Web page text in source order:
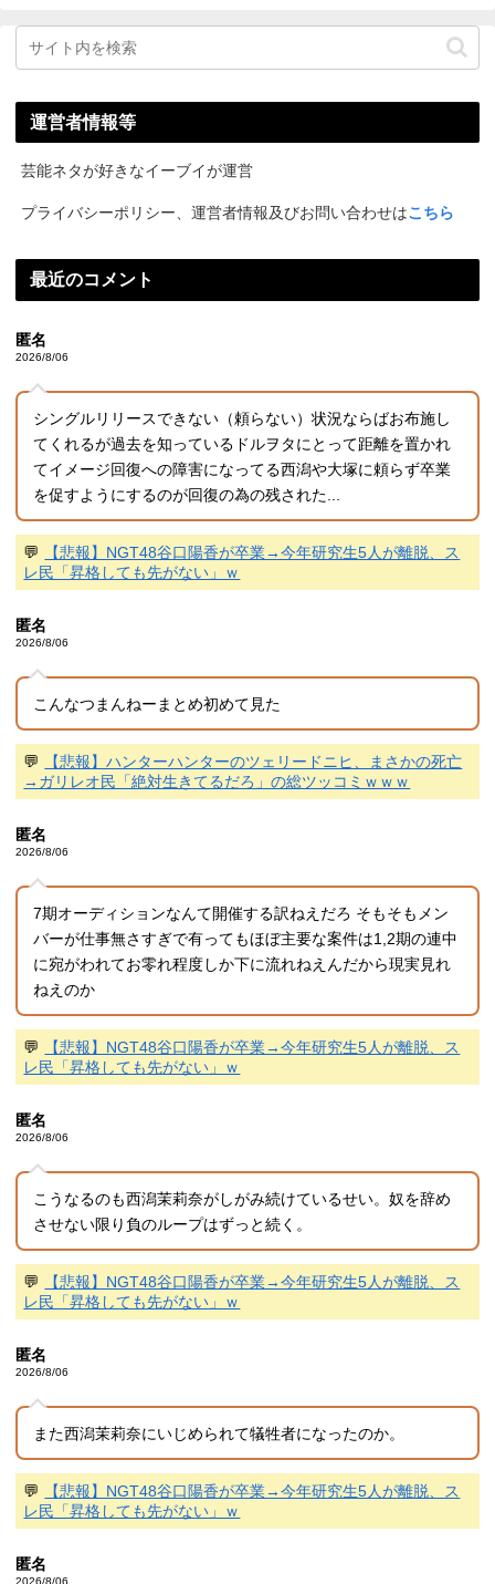
運営者情報等
芸能ネタが好きなイーブイが運営
プライバシーポリシー、運営者情報及びお問い合わせはこちら
最近のコメント
匿名
2026/8/06
シングルリリースできない（頼らない）状況ならばお布施し
てくれるが過去を知っているドルヲタにとって距離を置かれ
てイメージ回復への障害になってる西潟や大塚に頼らず卒業
を促すようにするのが回復の為の残された...
💬
【悲報】NGT48谷口陽香が卒業→今年研究生5人が離脱、ス
レ民「昇格しても先がない」ｗ
匿名
2026/8/06
こんなつまんねーまとめ初めて見た
💬
【悲報】ハンターハンターのツェリードニヒ、まさかの死亡
→ガリレオ民「絶対生きてるだろ」の総ツッコミｗｗｗ
匿名
2026/8/06
7期オーディションなんて開催する訳ねえだろ そもそもメン
バーが仕事無さすぎで有ってもほぼ主要な案件は1,2期の連中
に宛がわれてお零れ程度しか下に流れねえんだから現実見れ
ねえのか
💬
【悲報】NGT48谷口陽香が卒業→今年研究生5人が離脱、ス
レ民「昇格しても先がない」ｗ
匿名
2026/8/06
こうなるのも西潟茉莉奈がしがみ続けているせい。奴を辞め
させない限り負のループはずっと続く。
💬
【悲報】NGT48谷口陽香が卒業→今年研究生5人が離脱、ス
レ民「昇格しても先がない」ｗ
匿名
2026/8/06
また西潟茉莉奈にいじめられて犠牲者になったのか。
💬
【悲報】NGT48谷口陽香が卒業→今年研究生5人が離脱、ス
レ民「昇格しても先がない」ｗ
匿名
2026/8/06